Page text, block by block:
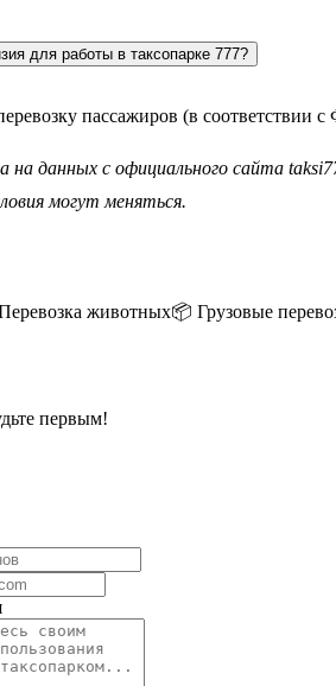
для работы в таксопарке 777?
пассажиров (в соответствии
на данных с официального сайта
могут меняться.
животных📦 Грузовые
первым!